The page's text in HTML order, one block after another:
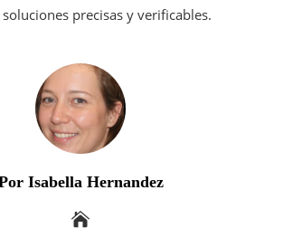
precisas y verificables.
Isabella Hernandez